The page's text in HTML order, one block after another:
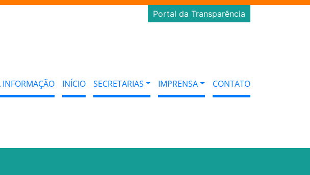
Portal da Transparência
INFORMAÇÃO INÍCIO SECRETARIAS IMPRENSA CONTATO